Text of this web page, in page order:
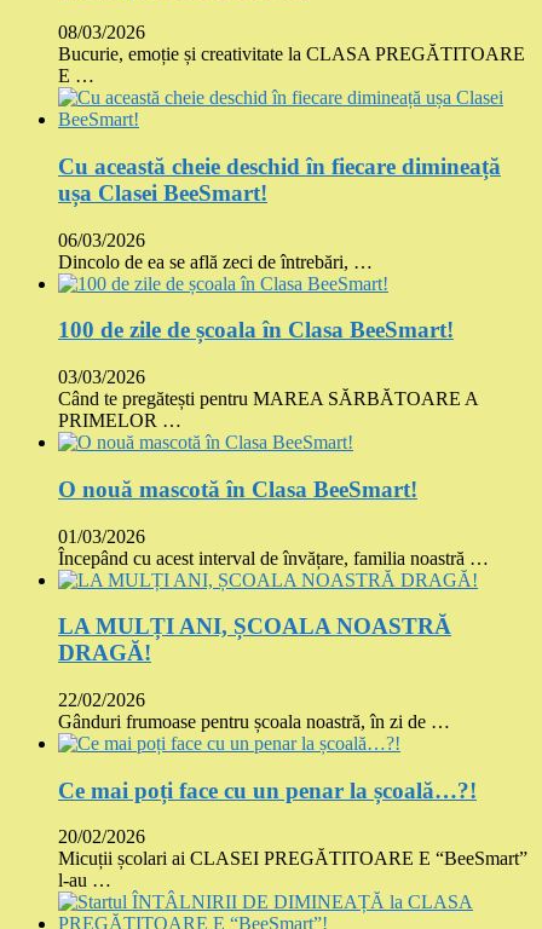
08/03/2026
Bucurie, emoție și creativitate la CLASA PREGĂTITOARE
E …
Cu această cheie deschid în fiecare dimineață
ușa Clasei BeeSmart!
06/03/2026
Dincolo de ea se află zeci de întrebări, …
100 de zile de școala în Clasa BeeSmart!
03/03/2026
Când te pregătești pentru MAREA SĂRBĂTOARE A
PRIMELOR …
O nouă mascotă în Clasa BeeSmart!
01/03/2026
Începând cu acest interval de învățare, familia noastră …
LA MULȚI ANI, ȘCOALA NOASTRĂ
DRAGĂ!
22/02/2026
Gânduri frumoase pentru școala noastră, în zi de …
Ce mai poți face cu un penar la școală…?!
20/02/2026
Micuții școlari ai CLASEI PREGĂTITOARE E “BeeSmart”
l-au …